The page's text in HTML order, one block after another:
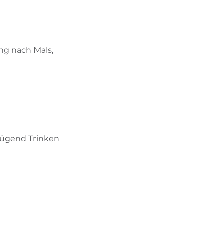
nach Mals,
Trinken